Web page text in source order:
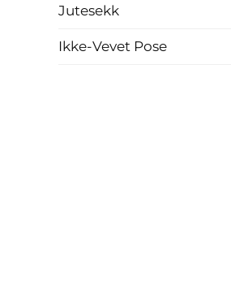
Jutesekk
Ikke-Vevet Pose